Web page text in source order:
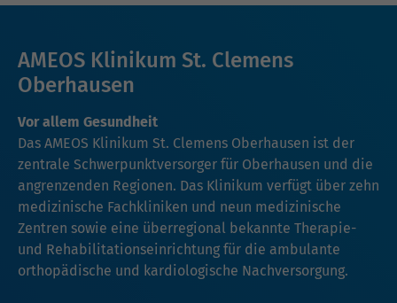
AMEOS Klinikum St. Clemens
Oberhausen
Vor allem Gesundheit
Das AMEOS Klinikum St. Clemens Oberhausen ist der
zentrale Schwerpunktversorger für Oberhausen und die
angrenzenden Regionen. Das Klinikum verfügt über zehn
medizinische Fachkliniken und neun medizinische
Zentren sowie eine überregional bekannte Therapie-
und Rehabilitationseinrichtung für die ambulante
orthopädische und kardiologische Nachversorgung.